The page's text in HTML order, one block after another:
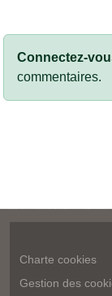
Connectez-
commentaires.
Charte cookies
Gestion des